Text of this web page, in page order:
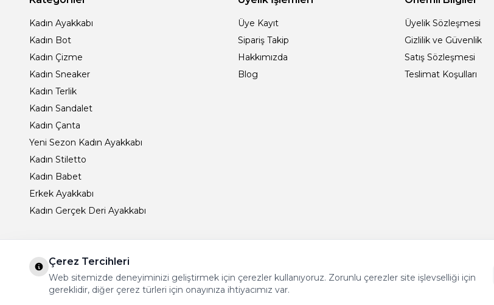
Kadın Ayakkabı
Kadın Bot
Kadın Çizme
Kadın Sneaker
Kadın Terlik
Kadın Sandalet
Kadın Çanta
Yeni Sezon Kadın Ayakkabı
Kadın Stiletto
Kadın Babet
Erkek Ayakkabı
Kadın Gerçek Deri Ayakkabı
Üye Kayıt
Sipariş Takip
Hakkımızda
Blog
Üyelik Sözleşmesi
Gizlilik ve Güvenlik
Satış Sözleşmesi
Teslimat Koşulları
Çerez Tercihleri
Web sitemizde deneyiminizi geliştirmek için çerezler kullanıyoruz. Zorunlu çerezler site işlevselliği için
gereklidir, diğer çerez türleri için onayınıza ihtiyacımız var.